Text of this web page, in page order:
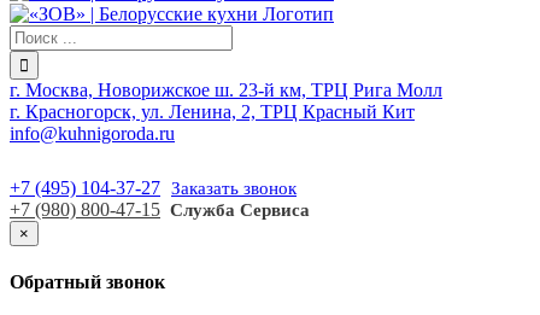
г. Москва, Новорижское ш. 23-й км, ТРЦ Рига Молл
г. Красногорск, ул. Ленина, 2, ТРЦ Красный Кит
info@kuhnigoroda.ru
+7 (495) 104-37-27 Заказать звонок
+7 (980) 800-47-15 Служба Сервиса
×
Обратный звонок